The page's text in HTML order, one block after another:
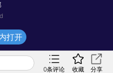
0条评论 收藏 分享
打开